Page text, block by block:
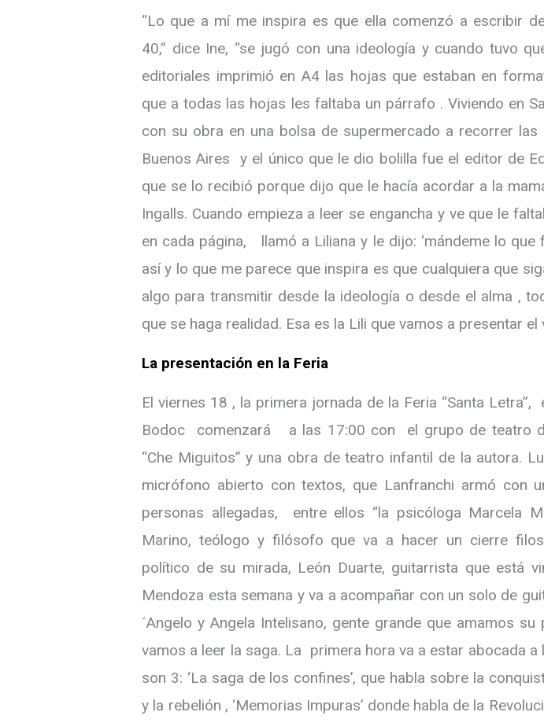
“Lo que a mí me inspira es que ella comenzó a escribir
40,” dice Ine, “se jugó con una ideología y cuando tuvo
editoriales imprimió en A4 las hojas que estaban en
que a todas las hojas les faltaba un párrafo . Viviendo en
con su obra en una bolsa de supermercado a recorrer las
Buenos Aires y el único que le dio bolilla fue el editor de
que se lo recibió porque dijo que le hacía acordar a la
Ingalls. Cuando empieza a leer se engancha y ve que le
en cada página, llamó a Liliana y le dijo: ‘mándeme lo que
así y lo que me parece que inspira es que cualquiera que
algo para transmitir desde la ideología o desde el alma ,
que se haga realidad. Esa es la Lili que vamos a presentar el
La presentación en la Feria
El viernes 18 , la primera jornada de la Feria “Santa Letra”,
Bodoc comenzará a las 17:00 con el grupo de teatro
“Che Miguitos” y una obra de teatro infantil de la autora.
micrófono abierto con textos, que Lanfranchi armó
personas allegadas, entre ellos “la psicóloga Marcela
Marino, teólogo y filósofo que va a hacer un cierre
político de su mirada, León Duarte, guitarrista que está
Mendoza esta semana y va a acompañar con un solo de
´Angelo y Angela Intelisano, gente grande que amamos su
vamos a leer la saga. La primera hora va a estar abocada a
son 3: ‘La saga de los confines’, que habla sobre la
y la rebelión , ‘Memorias Impuras’ donde habla de la